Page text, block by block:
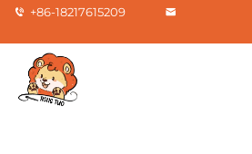
+86-18217615209